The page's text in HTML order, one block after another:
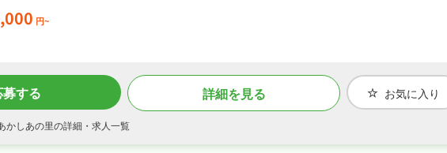
円~
募する 詳細を見る お気に入り
かしあの里の詳細・求人一覧